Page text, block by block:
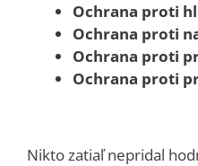
Ochrana proti
Ochrana proti
Ochrana proti
Ochrana proti
Nikto zatiaľ nepridal